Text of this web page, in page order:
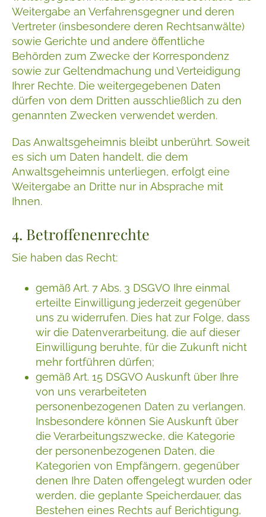
Weitergabe an Verfahrensgegner und deren
Vertreter (insbesondere deren Rechtsanwälte)
sowie Gerichte und andere öffentliche
Behörden zum Zwecke der Korrespondenz
sowie zur Geltendmachung und Verteidigung
Ihrer Rechte. Die weitergegebenen Daten
dürfen von dem Dritten ausschließlich zu den
genannten Zwecken verwendet werden.
Das Anwaltsgeheimnis bleibt unberührt. Soweit
es sich um Daten handelt, die dem
Anwaltsgeheimnis unterliegen, erfolgt eine
Weitergabe an Dritte nur in Absprache mit
Ihnen.
4. Betroffenenrechte
Sie haben das Recht:
gemäß Art. 7 Abs. 3 DSGVO Ihre einmal
erteilte Einwilligung jederzeit gegenüber
uns zu widerrufen. Dies hat zur Folge, dass
wir die Datenverarbeitung, die auf dieser
Einwilligung beruhte, für die Zukunft nicht
mehr fortführen dürfen;
gemäß Art. 15 DSGVO Auskunft über Ihre
von uns verarbeiteten
personenbezogenen Daten zu verlangen.
Insbesondere können Sie Auskunft über
die Verarbeitungszwecke, die Kategorie
der personenbezogenen Daten, die
Kategorien von Empfängern, gegenüber
denen Ihre Daten offengelegt wurden oder
werden, die geplante Speicherdauer, das
Bestehen eines Rechts auf Berichtigung,